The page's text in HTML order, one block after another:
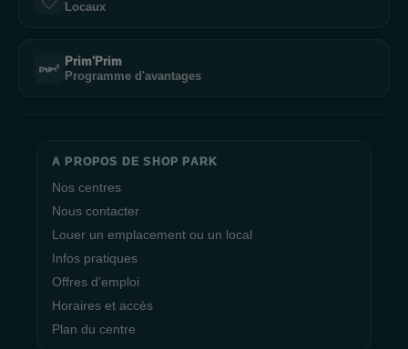
Locaux
Prim'Prim
Programme d'avantages
A PROPOS DE SHOP PARK
Nos centres
Nous contacter
Louer un emplacement ou un local
Infos pratiques
Offres d’emploi
Horaires et accès
Plan du centre